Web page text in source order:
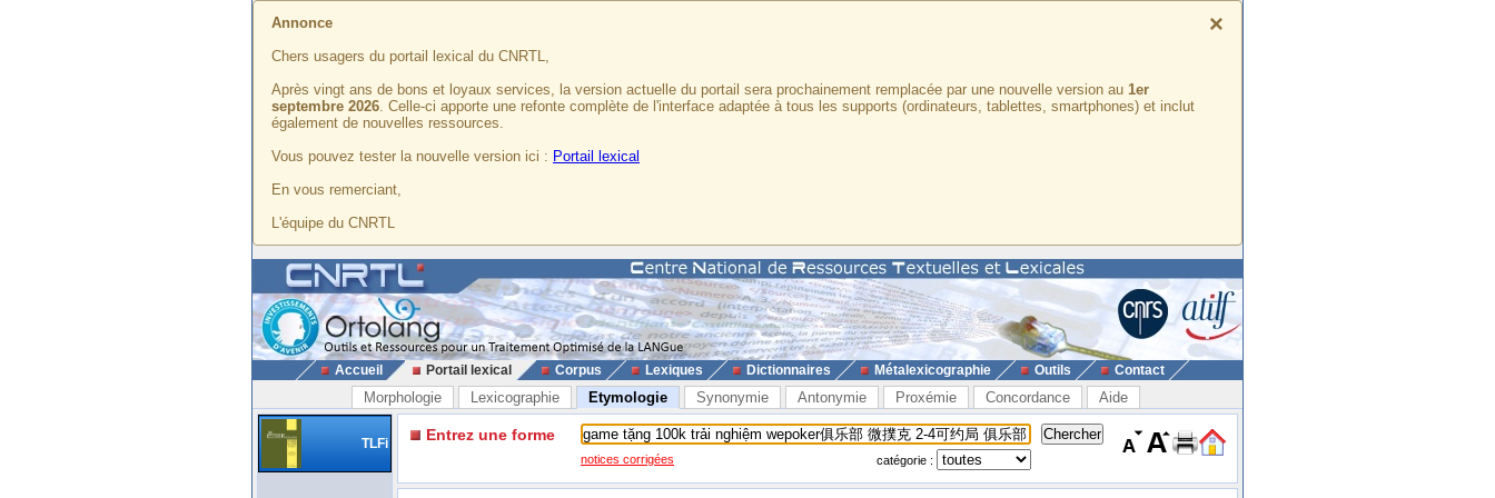
×
Annonce
Chers usagers du portail lexical du CNRTL,
Après vingt ans de bons et loyaux services, la version actuelle du portail sera prochainement remplacée par une nouvelle version au 1er
septembre 2026. Celle-ci apporte une refonte complète de l'interface adaptée à tous les supports (ordinateurs, tablettes, smartphones) et inclut
également de nouvelles ressources.
Vous pouvez tester la nouvelle version ici : Portail lexical
En vous remerciant,
L'équipe du CNRTL
Accueil Portail lexical Corpus Lexiques Dictionnaires Métalexicographie Outils Contact
Morphologie Lexicographie Etymologie Synonymie Antonymie Proxémie Concordance Aide
TLFi Entrez une forme
notices corrigées catégorie :